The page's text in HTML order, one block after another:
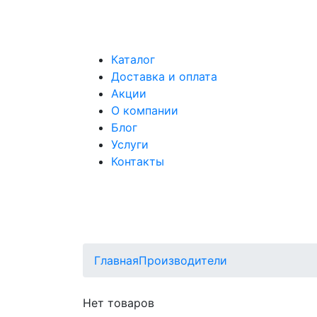
Каталог
Доставка и оплата
Акции
О компании
Блог
Услуги
Контакты
ГлавнаяПроизводители
Нет товаров